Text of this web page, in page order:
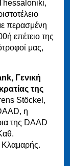
περασμένη
επέτειο της
μας,
Γενική
της
Stöckel,
η
της DAAD
Κλαμαρής.